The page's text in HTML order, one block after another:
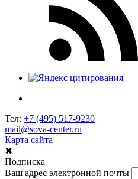
Тел: +7 (495) 517-9230
mail@sova-center.ru
Карта сайта
✖
Подписка
Ваш адрес электронной почты